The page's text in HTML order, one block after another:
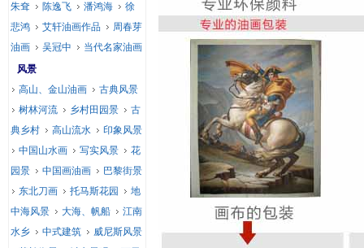
朱耷
陈逸飞 潘鸿海
徐
悲鸿
艾轩油画作品
周春芽
油画
吴冠中
当代名家油画
风景
高山、金山油画
古典风景
树林河流
乡村田园景
古
典乡村
高山流水
印象风景
中国山水画
写实风景
花
园景
中国画油画
巴黎街景
东北刀画
托马斯花园
地
中海风景
大海、帆船
江南
水乡
中式建筑
威尼斯风景